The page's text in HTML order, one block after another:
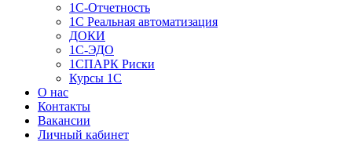
1C-Отчетность
1С Реальная автоматизация
ДОКИ
1C-ЭДО
1СПАРК Риски
Курсы 1С
О нас
Контакты
Вакансии
Личный кабинет